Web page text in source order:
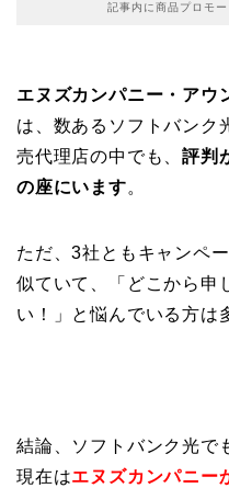
記事内に商品プロモ
エヌズカンパニー・アウ
は、数あるソフトバンク
売代理店の中でも、評判
の座にいます。
ただ、3社ともキャンペ
似ていて、「どこから申
い！」と悩んでいる方は
結論、ソフトバンク光で
現在はエヌズカンパニー